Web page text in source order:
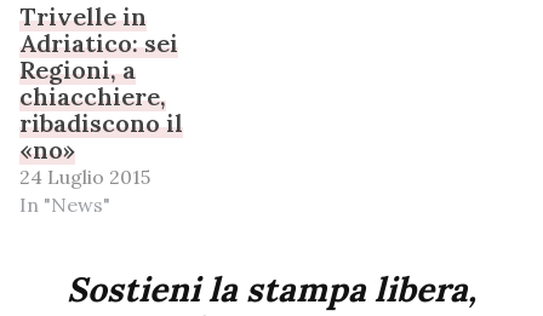
Trivelle in
Adriatico: sei
Regioni, a
chiacchiere,
ribadiscono il
«no»
24 Luglio 2015
In "News"
Sostieni la stampa libera,